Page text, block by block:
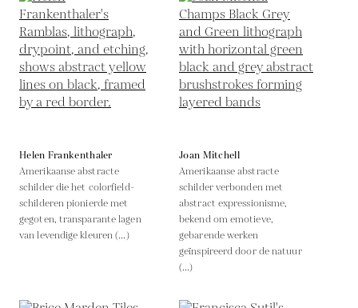
Helen Frankenthaler
Amerikaanse abstracte
schilder die het colorfield-
schilderen pionierde met
gegoten, transparante lagen
van levendige kleuren (...)
Joan Mitchell
Amerikaanse abstracte
schilder verbonden met
abstract expressionisme,
bekend om emotieve,
gebarende werken
geïnspireerd door de natuur
(...)